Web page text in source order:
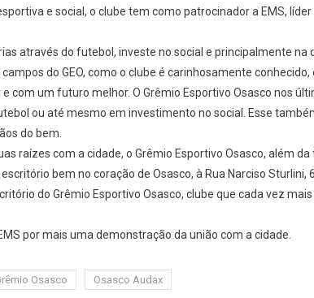
Esportivo
Amplia
Laços
Com
A
e social, o clube tem como patrocinador a EMS,
através do futebol, investe no social e principalmente na
do GEO, como o clube é carinhosamente
com um futuro melhor. O Grêmio Esportivo Osasco nos
ou até mesmo em investimento no social. Esse
do bem.
raízes com a cidade, o Grêmio Esportivo Osasco, além
bem no coração de Osasco, à Rua Narciso Sturlini,
do Grêmio Esportivo Osasco, clube que cada vez
por mais uma demonstração da união com a cidade.
Osasco Osasco Audax